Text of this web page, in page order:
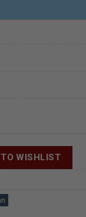
WISHLIST